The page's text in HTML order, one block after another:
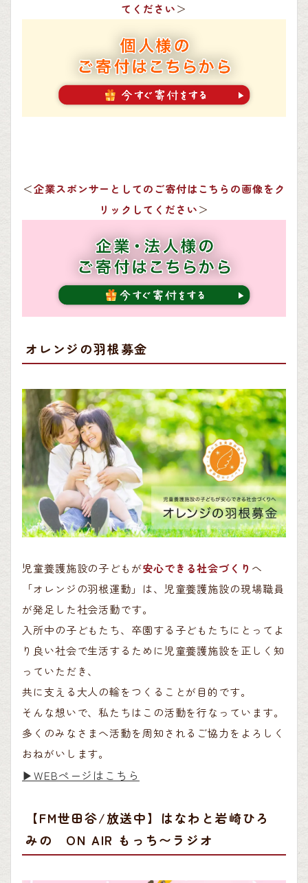
てください＞
＜企業スポンサーとしてのご寄付はこちらの画像をク
リックしてください＞
オレンジの羽根募金
児童養護施設の子どもが安心できる社会づくり へ
「オレンジの羽根運動」は、児童養護施設の現場職員
が発足した社会活動です。
入所中の子どもたち、卒園する子どもたちにとってよ
り良い社会で生活するために児童養護施設を正しく知
っていただき、
共に支える大人の輪をつくることが目的です。
そんな想いで、私たちはこの活動を行なっています。
多くのみなさまへ活動を周知されるご協力をよろしく
おねがいします。
▶︎WEBページはこちら
【FM世田谷/放送中】はなわと岩崎ひろ
みの ON AIR もっち〜ラジオ